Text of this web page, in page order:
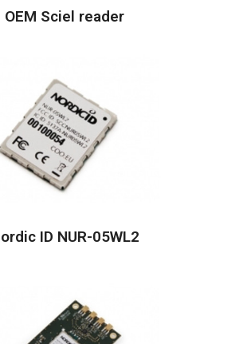
OEM Sciel reader
ID NUR-05WL2